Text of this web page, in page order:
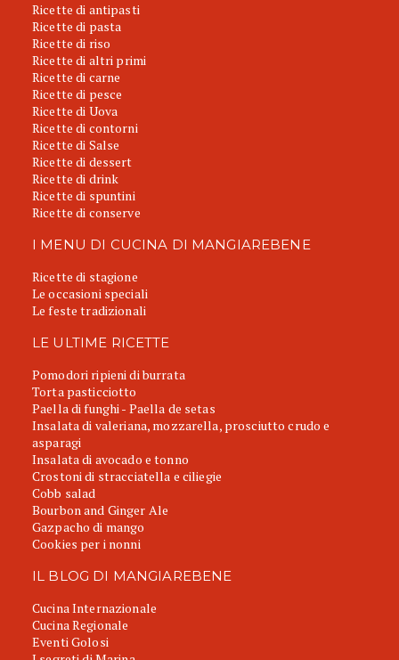
Ricette di antipasti
Ricette di pasta
Ricette di riso
Ricette di altri primi
Ricette di carne
Ricette di pesce
Ricette di Uova
Ricette di contorni
Ricette di Salse
Ricette di dessert
Ricette di drink
Ricette di spuntini
Ricette di conserve
I MENU DI CUCINA DI MANGIAREBENE
Ricette di stagione
Le occasioni speciali
Le feste tradizionali
LE ULTIME RICETTE
Pomodori ripieni di burrata
Torta pasticciotto
Paella di funghi - Paella de setas
Insalata di valeriana, mozzarella, prosciutto crudo e
asparagi
Insalata di avocado e tonno
Crostoni di stracciatella e ciliegie
Cobb salad
Bourbon and Ginger Ale
Gazpacho di mango
Cookies per i nonni
IL BLOG DI MANGIAREBENE
Cucina Internazionale
Cucina Regionale
Eventi Golosi